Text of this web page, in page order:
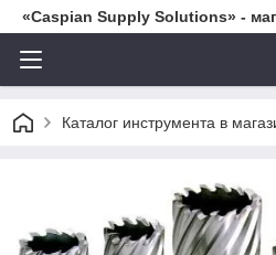
«Caspian Supply Solutions» -
Каталог инструмента в